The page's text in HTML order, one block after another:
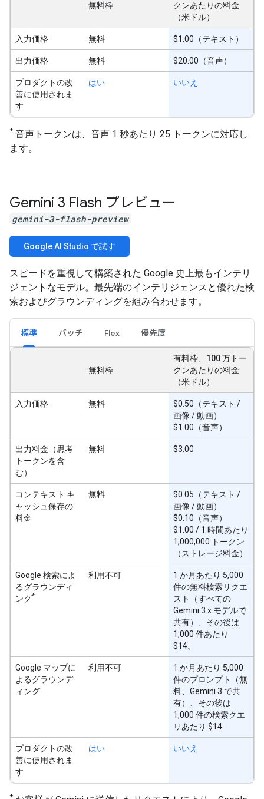
無料枠
クンあたりの料金
（米ドル）
入力価格 無料 $1.00（テキスト）
出力価格 無料 $20.00（音声）
プロダクトの改
善に使用されま
す
はい いいえ
* 音声トークンは、音声 1 秒あたり 25 トークンに対応し
ます。
Gemini 3 Flash プレビュー
gemini-3-flash-preview
Google AI Studio で試す
スピードを重視して構築された Google 史上最もインテリ
ジェントなモデル。最先端のインテリジェンスと優れた検
索およびグラウンディングを組み合わせます。
標準 バッチ Flex 優先度
無料枠
有料枠、100 万トー
クンあたりの料金
（米ドル）
入力価格 無料
$0.50（テキスト /
画像 / 動画）
$1.00（音声）
出力料金（思考
トークンを含
む）
無料 $3.00
コンテキスト キ
ャッシュ保存の
料金
無料
$0.05（テキスト /
画像 / 動画）
$0.10（音声）
$1.00 / 1 時間あたり
1,000,000 トークン
（ストレージ料金）
Google 検索によ
るグラウンディ
ング*
利用不可
1 か月あたり 5,000
件の無料検索リクエ
スト（すべての
Gemini 3.x モデルで
共有）、その後は
1,000 件あたり
$14。
Google マップに
よるグラウンデ
ィング
利用不可
1 か月あたり 5,000
件のプロンプト（無
料、Gemini 3 で共
有）、その後は
1,000 件の検索クエ
リあたり $14
プロダクトの改
善に使用されま
す
はい いいえ
*